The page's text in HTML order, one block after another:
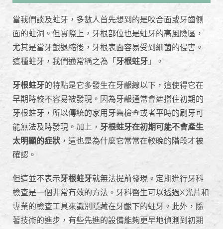
當我們談及蛀牙，多數人首先想到的是咬合面或牙齒側
面的蛀洞。但實際上，牙根部位也是蛀牙的高風險區，
尤其是當牙齦退縮後，牙根表面容易受到細菌的侵害。
這種蛀牙，我們通常稱之為「 牙根蛀牙 」。
牙根蛀牙的特點是它多發生在牙齦線以下，這使得它在
早期時較不容易被發現。因為牙齦通常會遮擋住初期的
牙根蛀牙，所以傳統的家用牙齒檢查或者平時的刷牙可
能無法及時發現。加上， 牙根蛀牙在初期可能不會產生
太明顯的症狀 ，這也是為什麼它常常在較晚的階段才被
確認。
但這並不表示牙根蛀牙就無法提前發現。定期進行牙科
檢查是一個非常有效的方法。牙科醫生可以透過X光片和
專業的檢查工具來識別隱藏在牙齦下的蛀牙。此外，隨
著技術的進步，有些先進的設備能夠更早地偵測到初期